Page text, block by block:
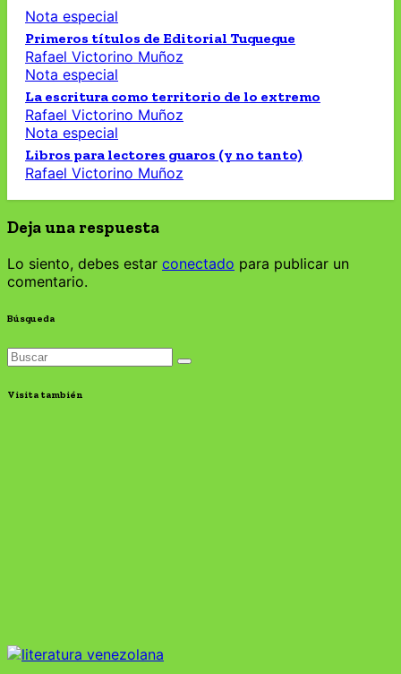
Nota especial
Primeros títulos de Editorial Tuqueque
Rafael Victorino Muñoz
Nota especial
La escritura como territorio de lo extremo
Rafael Victorino Muñoz
Nota especial
Libros para lectores guaros (y no tanto)
Rafael Victorino Muñoz
Deja una respuesta
Lo siento, debes estar conectado para publicar un
comentario.
Búsqueda
Visita también